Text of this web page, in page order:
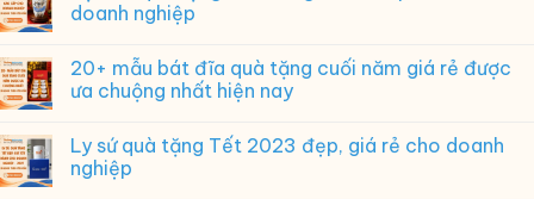
Quà
tặng
ngày
doanh nghiệp
20+ mẫu bát đĩa quà tặng cuối năm giá rẻ được
ưa chuộng nhất hiện nay
Ly sứ quà tặng Tết 2023 đẹp, giá rẻ cho doanh
nghiệp